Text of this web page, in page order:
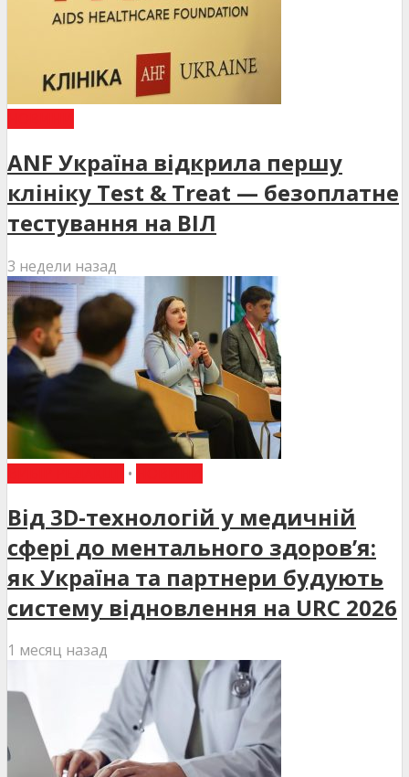
ANF Україна відкрила першу
клініку Test & Treat — безоплатне
тестування на ВІЛ
3 недели назад
•
Від 3D-технологій у медичній
сфері до ментального здоров’я:
як Україна та партнери будують
систему відновлення на URC 2026
1 месяц назад